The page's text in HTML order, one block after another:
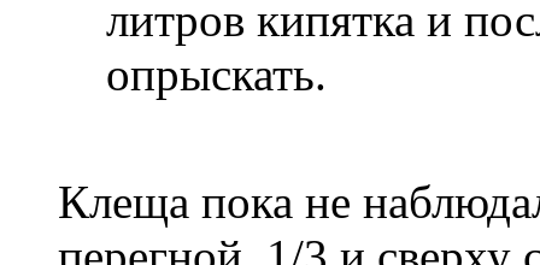
литров кипятка и
опрыскать.
Клеща пока не